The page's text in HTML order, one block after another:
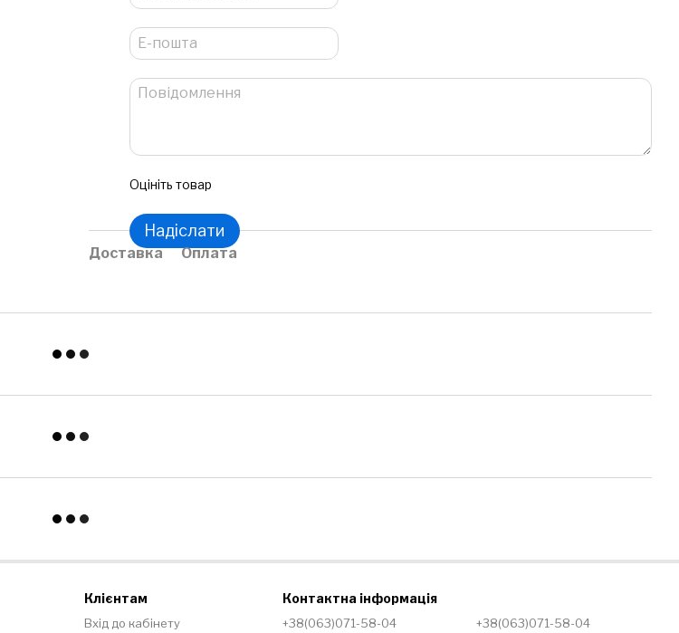
Оцініть товар
Надіслати
Доставка Оплата
Клієнтам
Вхід до кабінету
Контактна інформація
+38(063)071-58-04 +38(063)071-58-04